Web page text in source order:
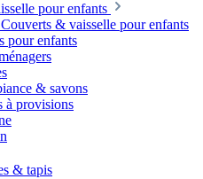
pour enfants
& vaisselle pour enfants
pour enfants
& savons
à provisions
& tapis